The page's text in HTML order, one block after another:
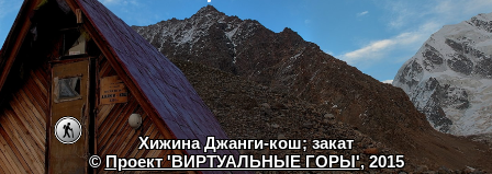
Хижина Джанги-кош; закат
©Проект 'ВИРТУАЛЬНЫЕ ГОРЫ', 2015